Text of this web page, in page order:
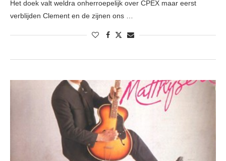
Het doek valt weldra onherroepelijk over CPEX maar eerst
verblijden Clement en de zijnen ons …